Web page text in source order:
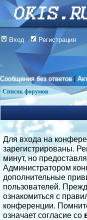
Вход Регистрация
Сообщения без ответов |
Список форумов
Для входа на
зарегистрированы.
минут, но
Администратором
дополнительные
пользователей.
ознакомиться с
конференции.
означает согласие со